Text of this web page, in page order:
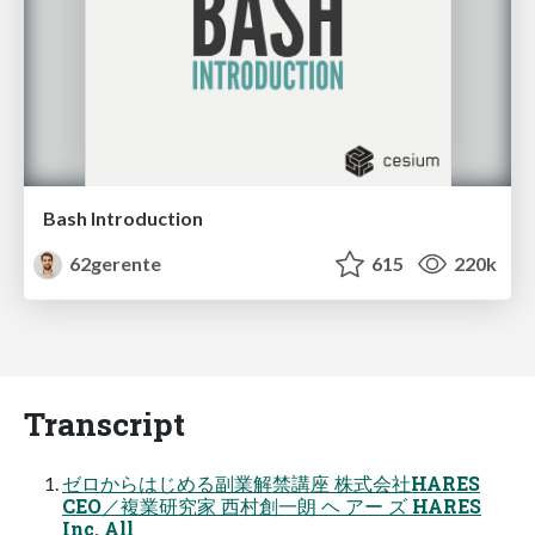
Bash Introduction
62gerente
615 220k
Transcript
ゼロからはじめる副業解禁講座 株式会社HARES
CEO／複業研究家 西村創一朗 ヘ アー ズ HARES
Inc. All